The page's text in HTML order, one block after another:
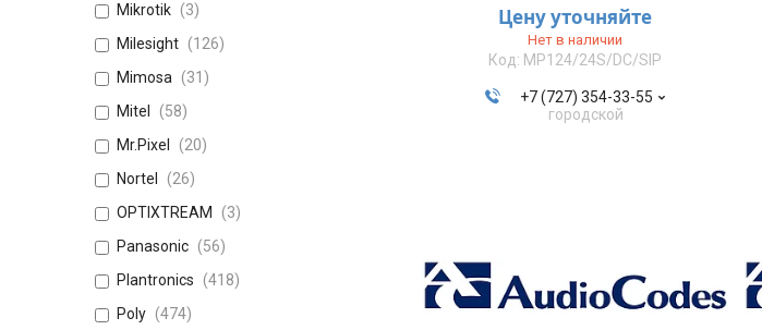
Цену уточняйте
Нет в наличии
MP124/24S/DC/SIP
+7 (727) 354-33-55
городской
Mikrotik
3
Milesight
126
Mimosa
31
Mitel
58
Mr.Pixel
20
Nortel
26
OPTIXTREAM
3
Panasonic
56
Plantronics
418
Poly
474